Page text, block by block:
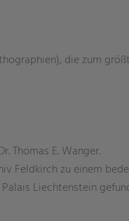
die zum
Thomas E. Wanger.
Feldkirch zu einem
Liechtenstein